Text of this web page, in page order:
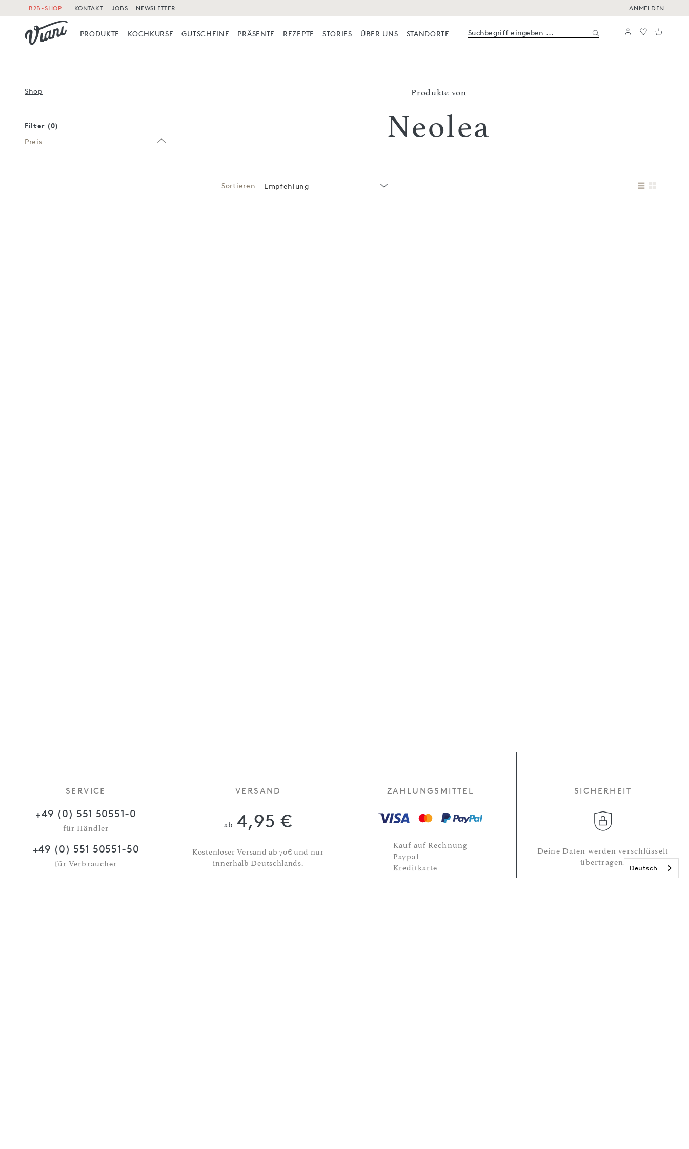
B2B-SHOP KONTAKT JOBS NEWSLETTER ANMELDEN
PRODUKTE KOCHKURSE GUTSCHEINE PRÄSENTE REZEPTE STORIES ÜBER UNS STANDORTE
Produkte von
Neolea
Sortieren Empfehlung
Shop
Filter (0)
Preis
SERVICE
+49 (0) 551 50551-0
für Händler
+49 (0) 551 50551-50
für Verbraucher
VERSAND
ab 4,95 €
Kostenloser Versand ab 70€ und nur
innerhalb Deutschlands.
ZAHLUNGSMITTEL
Kauf auf Rechnung
Paypal
Kreditkarte
SICHERHEIT
Deine Daten werden verschlüsselt
übertragen.
Deutsch